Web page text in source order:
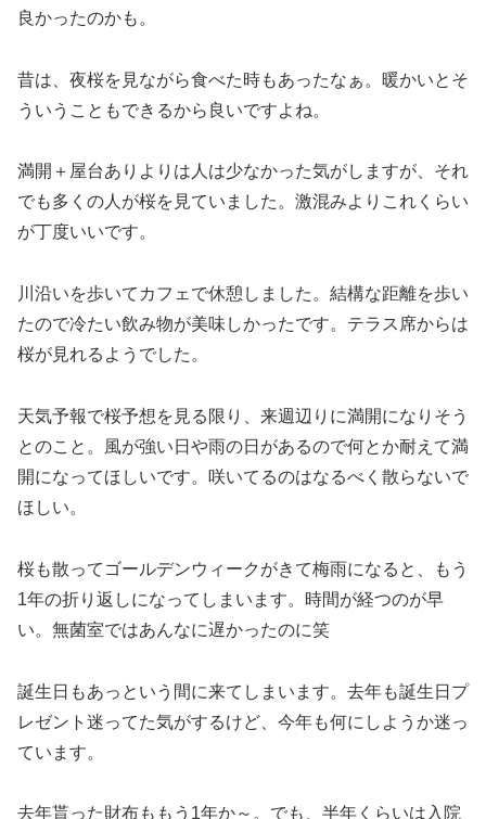
良かったのかも。
昔は、夜桜を見ながら食べた時もあったなぁ。暖かいとそ
ういうこともできるから良いですよね。
満開＋屋台ありよりは人は少なかった気がしますが、それ
でも多くの人が桜を見ていました。激混みよりこれくらい
が丁度いいです。
川沿いを歩いてカフェで休憩しました。結構な距離を歩い
たので冷たい飲み物が美味しかったです。テラス席からは
桜が見れるようでした。
天気予報で桜予想を見る限り、来週辺りに満開になりそう
とのこと。風が強い日や雨の日があるので何とか耐えて満
開になってほしいです。咲いてるのはなるべく散らないで
ほしい。
桜も散ってゴールデンウィークがきて梅雨になると、もう
1年の折り返しになってしまいます。時間が経つのが早
い。無菌室ではあんなに遅かったのに笑
誕生日もあっという間に来てしまいます。去年も誕生日プ
レゼント迷ってた気がするけど、今年も何にしようか迷っ
ています。
去年貰った財布ももう1年か～。でも、半年くらいは入院